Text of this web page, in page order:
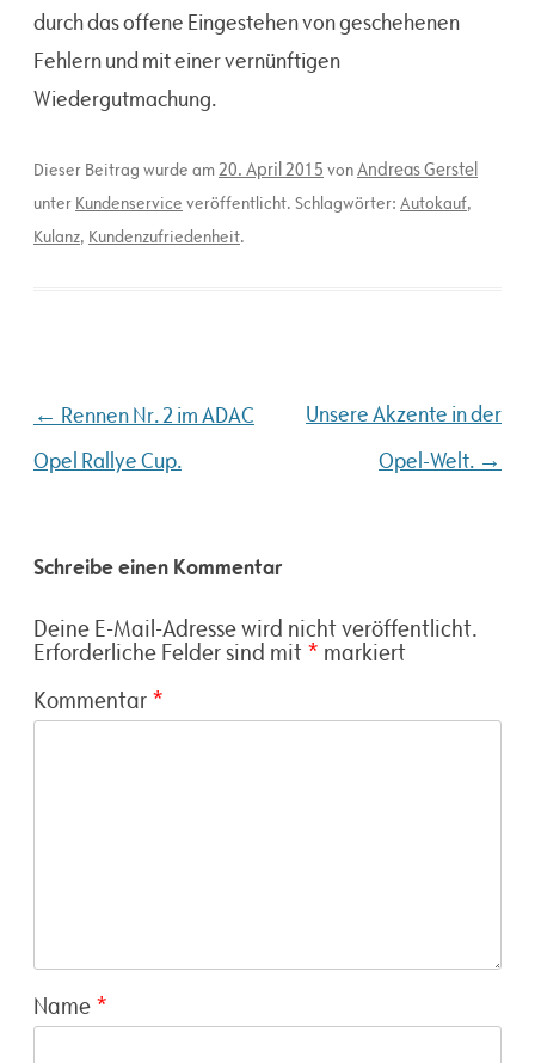
durch das offene Eingestehen von geschehenen
Fehlern und mit einer vernünftigen
Wiedergutmachung.
Dieser Beitrag wurde am20. April 2015 vonAndreas Gerstel
unter Kundenservice veröffentlicht. Schlagwörter: Autokauf,
Kulanz, Kundenzufriedenheit.
Beitragsnavigation
← Rennen Nr. 2 im ADAC
Opel Rallye Cup.
Unsere Akzente in der
Opel-Welt. →
Schreibe einen Kommentar
Deine E-Mail-Adresse wird nicht veröffentlicht.
Erforderliche Felder sind mit * markiert
Kommentar *
Name *